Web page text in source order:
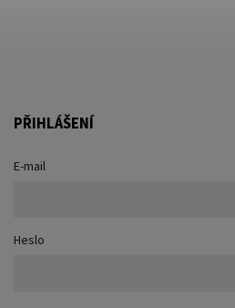
PŘIHLÁŠENÍ
E-mail
Heslo